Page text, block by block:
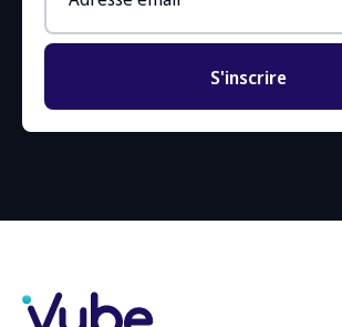
address
S'inscrire